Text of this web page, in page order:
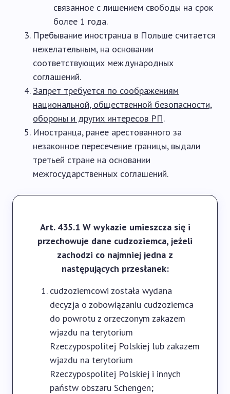
связанное с лишением свободы на срок
более 1 года.
Пребывание иностранца в Польше считается
нежелательным, на основании
соответствующих международных
соглашений.
Запрет требуется по соображениям
национальной, общественной безопасности,
обороны и других интересов РП.
Иностранца, ранее арестованного за
незаконное пересечение границы, выдали
третьей стране на основании
межгосударственных соглашений.
Art. 435.1 W wykazie umieszcza się i
przechowuje dane cudzoziemca, jeżeli
zachodzi co najmniej jedna z
następujących przesłanek:
cudzoziemcowi została wydana
decyzja o zobowiązaniu cudzoziemca
do powrotu z orzeczonym zakazem
wjazdu na terytorium
Rzeczypospolitej Polskiej lub zakazem
wjazdu na terytorium
Rzeczypospolitej Polskiej i innych
państw obszaru Schengen;